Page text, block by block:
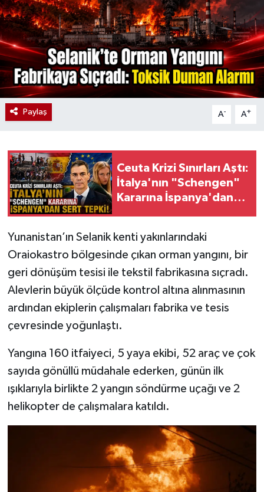
Paylaş A- A+
Ceuta Krizi Sınırları Aştı:
İtalya'nın "Schengen"
Kararına İspanya'dan
Yunanistan’ın Selanik kenti yakınlarındaki
Oraiokastro bölgesinde çıkan orman yangını, bir
geri dönüşüm tesisi ile tekstil fabrikasına sıçradı.
Alevlerin büyük ölçüde kontrol altına alınmasının
ardından ekiplerin çalışmaları fabrika ve tesis
çevresinde yoğunlaştı.
Yangına 160 itfaiyeci, 5 yaya ekibi, 52 araç ve çok
sayıda gönüllü müdahale ederken, günün ilk
ışıklarıyla birlikte 2 yangın söndürme uçağı ve 2
helikopter de çalışmalara katıldı.